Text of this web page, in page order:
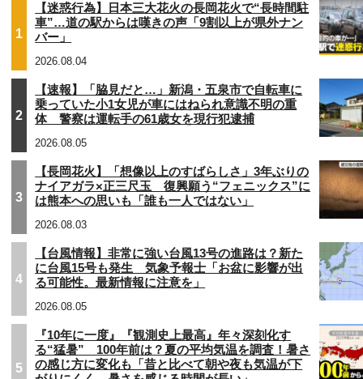
1
【迷惑行為】日本三大花火の長岡花火で“長時間駐
車”…道の駅からは嘆きの声「9割以上が県外ナン
バー」
2026.08.04
2
【速報】「脇見だと…」新潟・五泉市で自転車に
乗っていた小1女児が車にはねられ意識不明の重
体 警察は運転手の61歳女を現行犯逮捕
2026.08.05
3
【長岡花火】「想像以上のすばらしさ」3年ぶりの
ナイアガラ×正三尺玉 復興願う“フェニックス”に
は熊本への思いも「誰も一人ではない」
2026.08.03
4
【台風情報】非常に強い台風13号の進路は？新た
に台風15号も発生 気象予報士「お盆に影響が出
る可能性。最新情報に注意を」
2026.08.05
5
『10年に一度』『観測史上最高』年々深刻化す
る“猛暑” 100年前は？夏の平均気温を調査！暑さ
の感じ方に変化も「昔と比べて朝や夜も気温が下